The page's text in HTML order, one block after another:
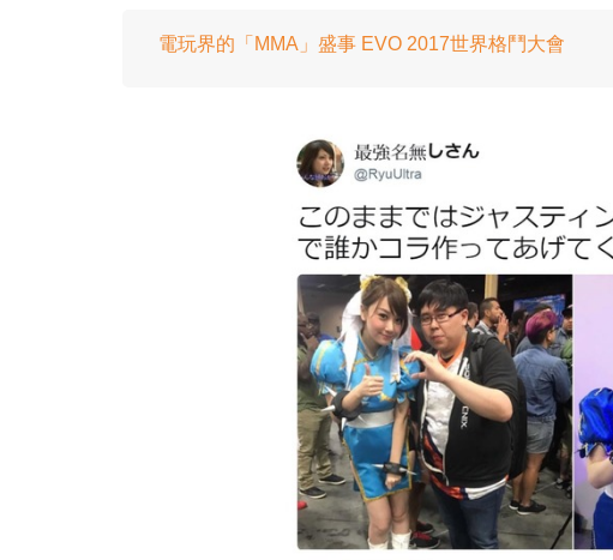
電玩界的「MMA」盛事 EVO 2017世界格鬥大會